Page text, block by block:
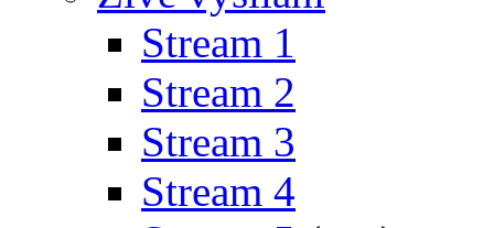
Stream 1
Stream 2
Stream 3
Stream 4